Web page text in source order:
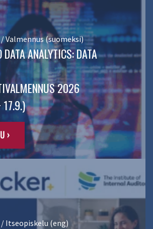
/ Valmennus (suomeksi)
DATA ANALYTICS: DATA
2026
›
/ Itseopiskelu (eng)